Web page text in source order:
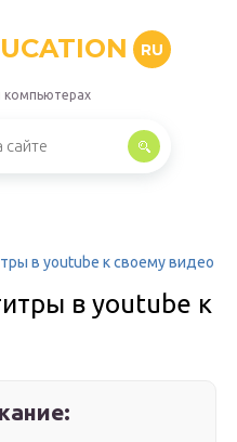
RU
в youtube к своему видео
в youtube к